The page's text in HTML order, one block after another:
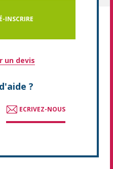
INSCRIRE
un devis
?
ECRIVEZ-NOUS